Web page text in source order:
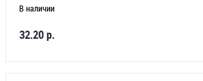
В наличии
32.20 р.